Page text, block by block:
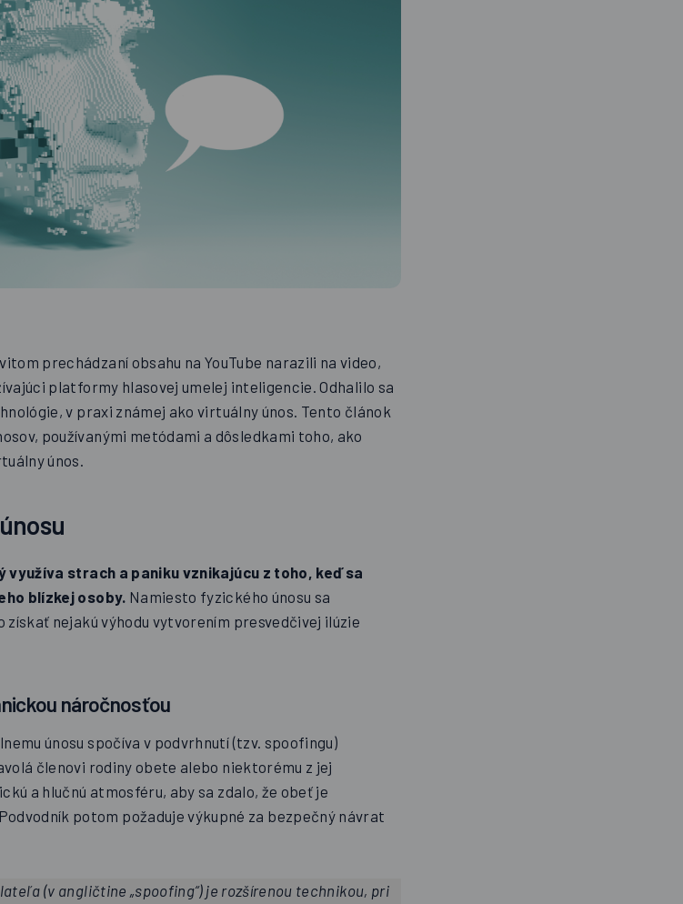
prechádzaní obsahu na YouTube narazili na video,
platformy hlasovej umelej inteligencie. Odhalilo sa
v praxi známej ako virtuálny únos. Tento článok
používanými metódami a dôsledkami toho, ako
únos.
využíva strach a paniku vznikajúcu z toho, keď sa
blízkej osoby. Namiesto fyzického únosu sa
získať nejakú výhodu vytvorením presvedčivej ilúzie
náročnosťou
únosu spočíva v podvrhnutí (tzv. spoofingu)
členovi rodiny obete alebo niektorému z jej
a hlučnú atmosféru, aby sa zdalo, že obeť je
potom požaduje výkupné za bezpečný návrat
(v angličtine „spoofing“) je rozšírenou technikou, pri